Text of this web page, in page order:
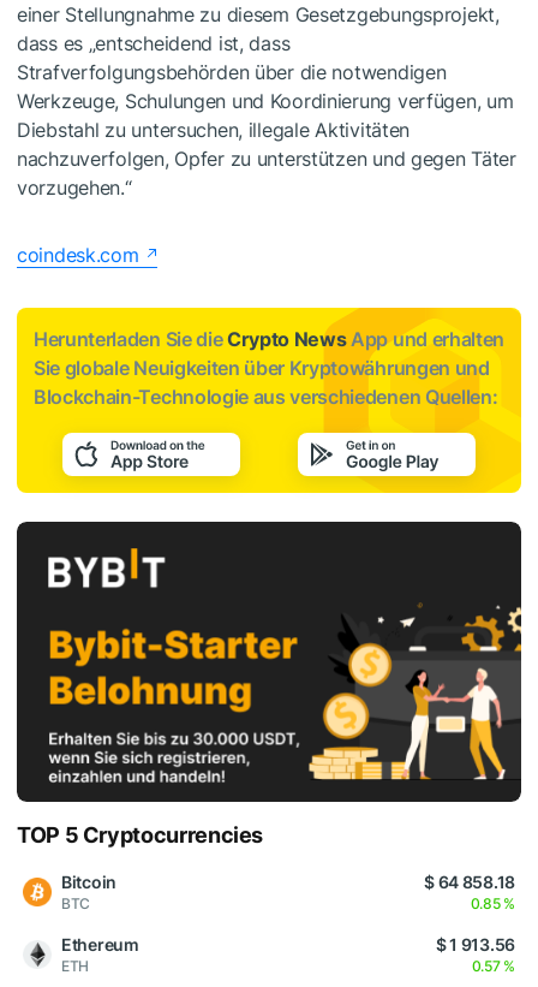
einer Stellungnahme zu diesem Gesetzgebungsprojekt,
dass es „entscheidend ist, dass
Strafverfolgungsbehörden über die notwendigen
Werkzeuge, Schulungen und Koordinierung verfügen, um
Diebstahl zu untersuchen, illegale Aktivitäten
nachzuverfolgen, Opfer zu unterstützen und gegen Täter
vorzugehen.“
coindesk.com
Herunterladen Sie dieCrypto NewsApp und erhalten
Sie globale Neuigkeiten über Kryptowährungen und
Blockchain-Technologie aus verschiedenen Quellen:
TOP 5 Cryptocurrencies
Bitcoin
BTC
$ 64 858.18
0.85 %
Ethereum
ETH
$ 1 913.56
0.57 %